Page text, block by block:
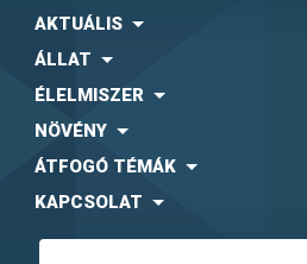
AKTUÁLIS
ÁLLAT
ÉLELMISZER
NÖVÉNY
ÁTFOGÓ TÉMÁK
KAPCSOLAT